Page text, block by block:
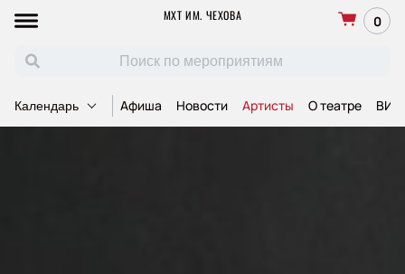
МХТ ИМ. ЧЕХОВА 0
Календарь Афиша Новости Артисты О театре ВИП